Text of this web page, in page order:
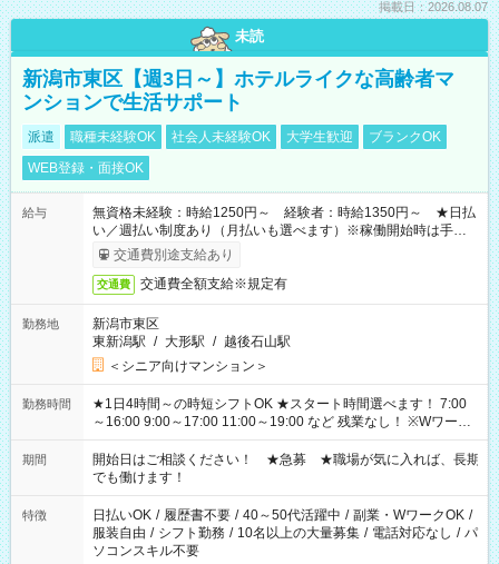
掲載日：2026.08.07
未読
新潟市東区【週3日～】ホテルライクな高齢者マ
ンションで生活サポート
派遣 職種未経験OK 社会人未経験OK 大学生歓迎
ブランクOK
WEB登録・面接OK
給与
無資格未経験：時給1250円～ 経験者：時給1350円～ ★日払
い／週払い制度あり（月払いも選べます）※稼働開始時は手続き
完了次第のお支払いとなります。
交通費別途支給あり
交通費 交通費全額支給※規定有
勤務地
新潟市東区
東新潟駅 / 大形駅 / 越後石山駅
＜シニア向けマンション＞
勤務時間
★1日4時間～の時短シフトOK ★スタート時間選べます！ 7:00
～16:00 9:00～17:00 11:00～19:00 など 残業なし！ ※Wワーク
の場合、他のお仕事と合わせ週40時間超の就業はご案内できま
せん ※法令に基づき、週20時間以上勤務は社会保険への加入対
象となります ※労働者派遣法（日雇い派遣の原則禁止）によ
り、短時間・短期間の就業はご案内が難しい場合があります
期間
開始日はご相談ください！ ★急募 ★職場が気に入れば、長期
でも働けます！
特徴 日払いOK / 履歴書不要 / 40～50代活躍中 / 副業・WワークOK /
服装自由 / シフト勤務 / 10名以上の大量募集 / 電話対応なし / パ
ソコンスキル不要